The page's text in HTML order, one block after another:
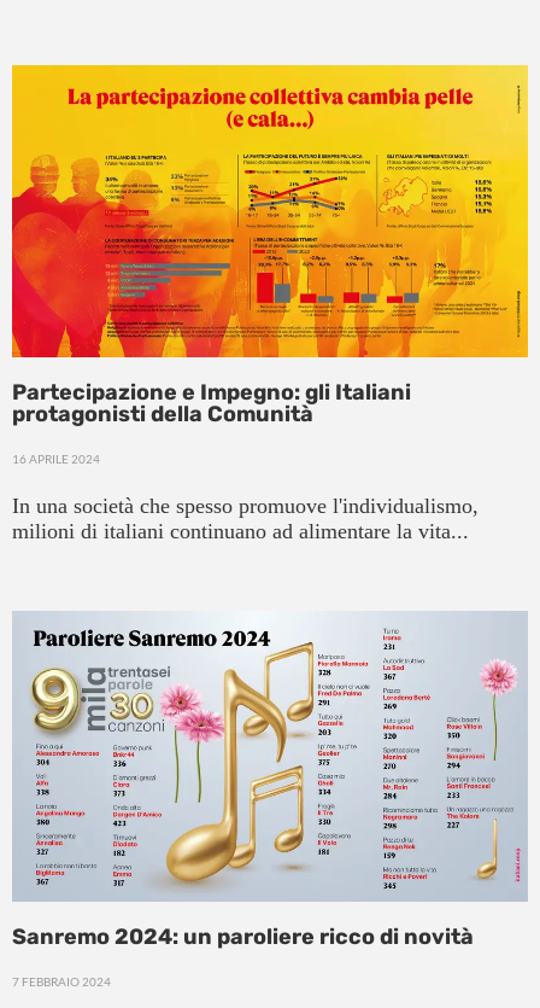
Partecipazione e Impegno: gli Italiani
protagonisti della Comunità
16 APRILE 2024
In una società che spesso promuove l'individualismo,
milioni di italiani continuano ad alimentare la vita...
Sanremo 2024: un paroliere ricco di novità
7 FEBBRAIO 2024